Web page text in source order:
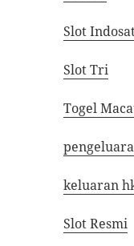
Slot
Slot Tri
Togel
keluaran
Slot Resmi